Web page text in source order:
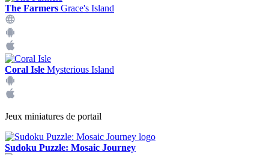
The Farmers Grace's Island
Coral Isle Mysterious Island
Jeux miniatures de portail
Sudoku Puzzle: Mosaic Journey